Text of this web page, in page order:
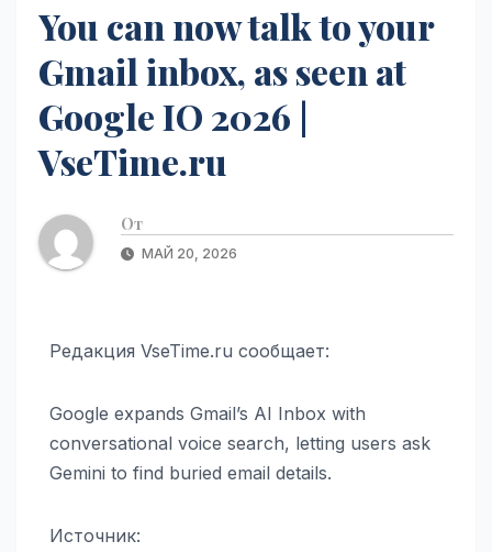
You can now talk to your
Gmail inbox, as seen at
Google IO 2026 |
VseTime.ru
От
МАЙ 20, 2026
Редакция VseTime.ru сообщает:
Google expands Gmail’s AI Inbox with
conversational voice search, letting users ask
Gemini to find buried email details.
Источник: